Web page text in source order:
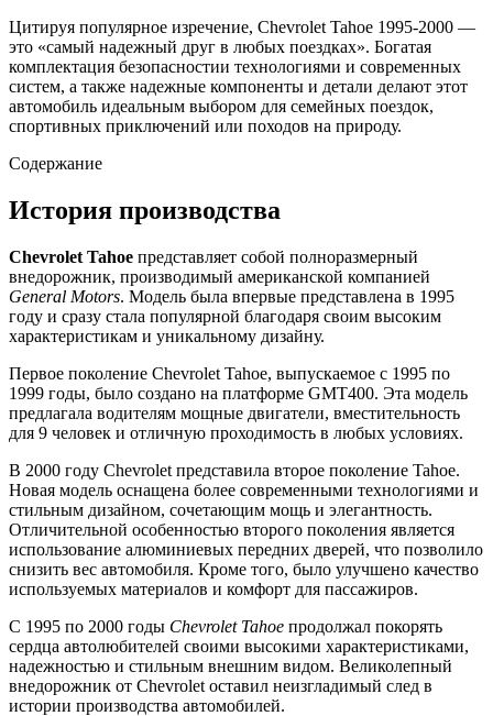
Цитируя популярное изречение, Chevrolet Tahoe 1995-2000 —
это «самый надежный друг в любых поездках». Богатая
комплектация безопасностии технологиями и современных
систем, а также надежные компоненты и детали делают этот
автомобиль идеальным выбором для семейных поездок,
спортивных приключений или походов на природу.
Содержание
История производства
Chevrolet Tahoe представляет собой полноразмерный
внедорожник, производимый американской компанией
General Motors. Модель была впервые представлена в 1995
году и сразу стала популярной благодаря своим высоким
характеристикам и уникальному дизайну.
Первое поколение Chevrolet Tahoe, выпускаемое с 1995 по
1999 годы, было создано на платформе GMT400. Эта модель
предлагала водителям мощные двигатели, вместительность
для 9 человек и отличную проходимость в любых условиях.
В 2000 году Chevrolet представила второе поколение Tahoe.
Новая модель оснащена более современными технологиями и
стильным дизайном, сочетающим мощь и элегантность.
Отличительной особенностью второго поколения является
использование алюминиевых передних дверей, что позволило
снизить вес автомобиля. Кроме того, было улучшено качество
используемых материалов и комфорт для пассажиров.
С 1995 по 2000 годы Chevrolet Tahoe продолжал покорять
сердца автолюбителей своими высокими характеристиками,
надежностью и стильным внешним видом. Великолепный
внедорожник от Chevrolet оставил неизгладимый след в
истории производства автомобилей.